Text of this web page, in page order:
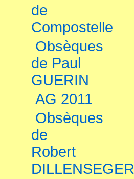
de
Compostelle
Obsèques
de Paul
GUERIN
AG 2011
Obsèques
de
Robert
DILLENSEGER